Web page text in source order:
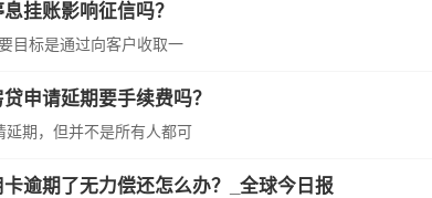
挂账影响征信吗？
目标是通过向客户收取一
申请延期要手续费吗？
期，但并不是所有人都可
逾期了无力偿还怎么办？_全球今日报